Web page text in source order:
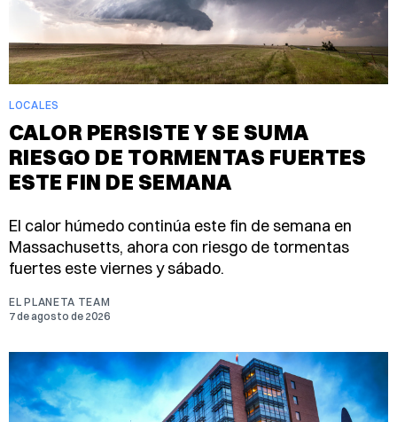
LOCALES
CALOR PERSISTE Y SE SUMA
RIESGO DE TORMENTAS FUERTES
ESTE FIN DE SEMANA
El calor húmedo continúa este fin de semana en
Massachusetts, ahora con riesgo de tormentas
fuertes este viernes y sábado.
EL PLANETA TEAM
7 de agosto de 2026